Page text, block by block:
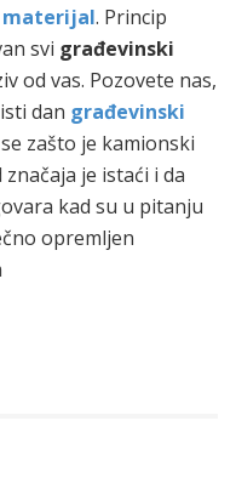
materijal. Princip
svi građevinski
od vas. Pozovete nas,
dan građevinski
zašto je kamionski
je istaći i da
kad su u pitanju
opremljen